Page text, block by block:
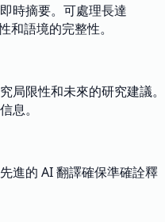
時摘要。可處理長達
和語境的完整性。
局限性和未來的研究建議。
息。
進的 AI 翻譯確保準確詮釋